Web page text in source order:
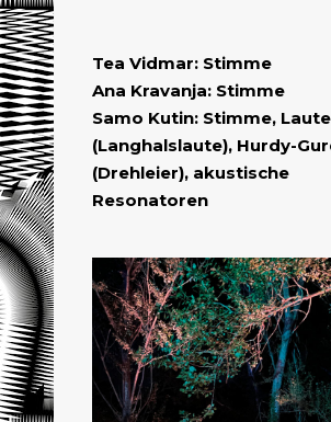
Tea Vidmar: Stimme
Ana Kravanja: Stimme
Samo Kutin: Stimme,
(Langhalslaute), Hurdy-
(Drehleier), akustische
Resonatoren